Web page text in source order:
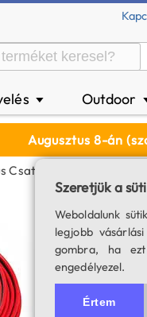
▼ Outdoor
Augusztus 8-án
Csatlakozással RCA
Szeretjük a
Weboldalunk
legjobb
gombra, ha
engedélyezel.
Értem